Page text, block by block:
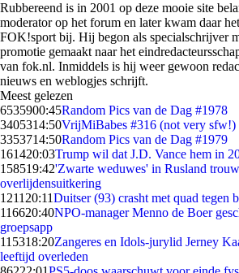
Rubbereend is in 2001 op deze mooie site
moderator op het forum en later kwam daar
FOK!sport bij. Hij begon als specialschrijver
promotie gemaakt naar het
van fok.nl. Inmiddels is hij weer gewoon
nieuws en weblogjes schrijft.
Meest gelezen
6535900:45Random Pics van de Dag #1978
3405314:50VrijMiBabes #316 (not very sfw!)
3353714:50Random Pics van de Dag #1979
161420:03Trump wil dat J.D. Vance hem in
158519:42'Zwarte weduwes' in Rusland
overlijdensuitkering
1211 20:11Duitser (93) crasht met quad tegen
116620:40NPO-manager Menno de Boer
groepsapp
115318:20Zangeres en Idols-jurylid Jerney
leeftijd overleden